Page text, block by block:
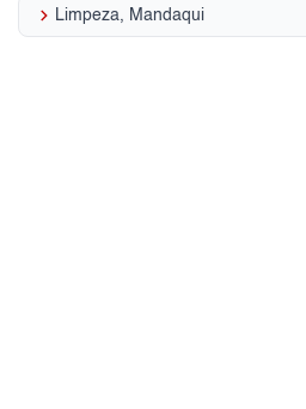
keyboard_arrow_right Limpeza, Mandaqui